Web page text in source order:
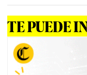
o
f
0
TE PUEDE